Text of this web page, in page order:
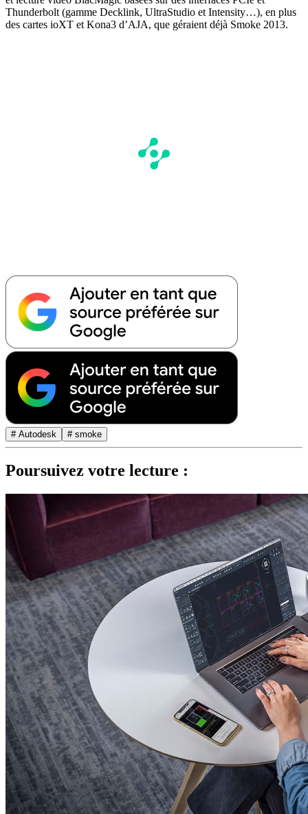
Thunderbolt (gamme Decklink, UltraStudio et Intensity…), en plus
des cartes ioXT et Kona3 d’AJA, que géraient déjà Smoke 2013.
# Autodesk # smoke
Poursuivez votre lecture :